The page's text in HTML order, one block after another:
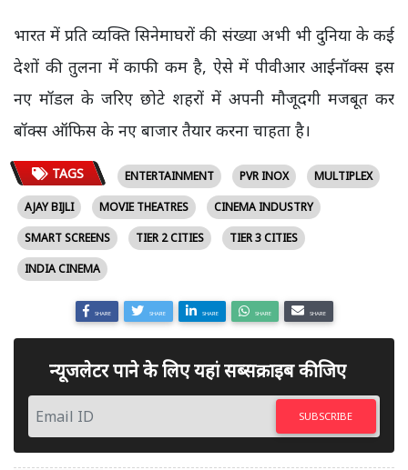
भारत में प्रति व्यक्ति सिनेमाघरों की संख्या अभी भी दुनिया के कई
देशों की तुलना में काफी कम है, ऐसे में पीवीआर आईनॉक्स इस
नए मॉडल के जरिए छोटे शहरों में अपनी मौजूदगी मजबूत कर
बॉक्स ऑफिस के नए बाजार तैयार करना चाहता है।
TAGS ENTERTAINMENT PVR INOX
MULTIPLEX
AJAY BIJLI
MOVIE THEATRES
CINEMA INDUSTRY
SMART SCREENS
TIER 2 CITIES
TIER 3 CITIES
INDIA CINEMA
SHARE SHARE SHARE SHARE SHARE
न्यूजलेटर पाने के लिए यहां सब्सक्राइब कीजिए
SUBSCRIBE